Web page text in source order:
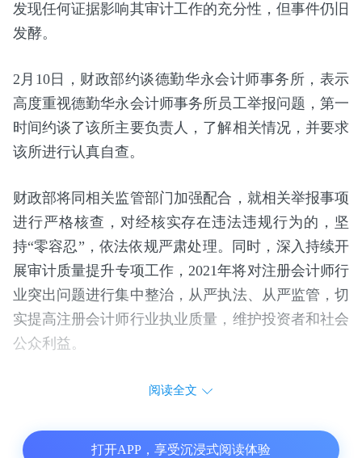
发现任何证据影响其审计工作的充分性，但事件仍旧
发酵。
2月10日，财政部约谈德勤华永会计师事务所，表示
高度重视德勤华永会计师事务所员工举报问题，第一
时间约谈了该所主要负责人，了解相关情况，并要求
该所进行认真自查。
财政部将同相关监管部门加强配合，就相关举报事项
进行严格核查，对经核实存在违法违规行为的，坚
持“零容忍”，依法依规严肃处理。同时，深入持续开
展审计质量提升专项工作，2021年将对注册会计师行
业突出问题进行集中整治，从严执法、从严监管，切
实提高注册会计师行业执业质量，维护投资者和社会
公众利益。
阅读全文
打开APP，享受沉浸式阅读体验